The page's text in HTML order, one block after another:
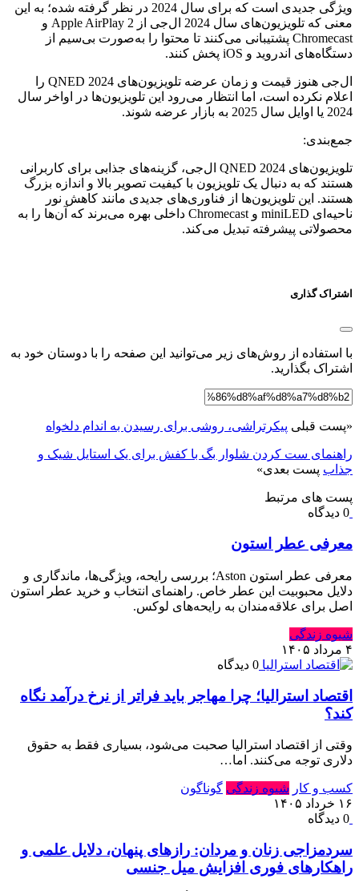
ویژگی جدیدی است که برای سال 2024 در نظر گرفته شده؛ به این
معنی که تلویزیون‌های سال 2024 ال‌جی از Apple AirPlay 2 و
Chromecast پشتیبانی می‌کنند تا محتوا را به‌صورت بی‌سیم از
دستگاه‌های اندروید و iOS پخش کنند.
ال‌جی هنوز قیمت و زمان عرضه تلویزیون‌های QNED 2024 را
اعلام نکرده است، اما انتظار می‌رود این تلویزیون‌ها در اواخر سال
2024 یا اوایل سال 2025 به بازار عرضه شوند.
جمع‌بندی:
تلویزیون‌های QNED 2024 ال‌جی، گزینه‌های جذابی برای کاربرانی
هستند که به دنبال یک تلویزیون با کیفیت تصویر بالا و اندازه بزرگ
هستند. این تلویزیون‌ها از فناوری‌های جدیدی مانند کاهش نور
ناحیه‌ای miniLED و Chromecast داخلی بهره می‌برند که آن‌ها را به
محصولاتی پیشرفته تبدیل می‌کند.
اشتراک گذاری
با استفاده از روش‌های زیر می‌توانید این صفحه را با دوستان خود به
اشتراک بگذارید.
«پست قبلی پیکرتراشی، روشی برای رسیدن به اندام دلخواه
راهنمای ست کردن شلوار بگ با کفش برای یک استایل شیک و
جذاب پست بعدی»
پست های مرتبط
0 دیدگاه
معرفی عطر استون
معرفی عطر استون Aston؛ بررسی رایحه، ویژگی‌ها، ماندگاری و
دلایل محبوبیت این عطر خاص. راهنمای انتخاب و خرید عطر استون
اصل برای علاقه‌مندان به رایحه‌های لوکس.
شیوه زندگی
۴ مرداد ۱۴۰۵
0 دیدگاه
اقتصاد استرالیا⁠؛ چرا مهاجر باید فراتر از نرخ درآمد نگاه
کند⁠؟‏
وقتی از اقتصاد استرالیا صحبت می‌شود⁠، بسیاری فقط به حقوق
دلاری توجه می‌کنند⁠.‏ اما…
کسب و کار شیوه زندگی گوناگون
۱۶ خرداد ۱۴۰۵
0 دیدگاه
سردمزاجی زنان و مردان: رازهای پنهان، دلایل علمی و
راهکارهای فوری افزایش میل جنسی